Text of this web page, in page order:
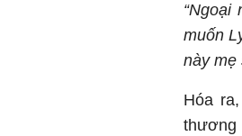
“Ngoại
muốn
này mẹ
Hóa
thương